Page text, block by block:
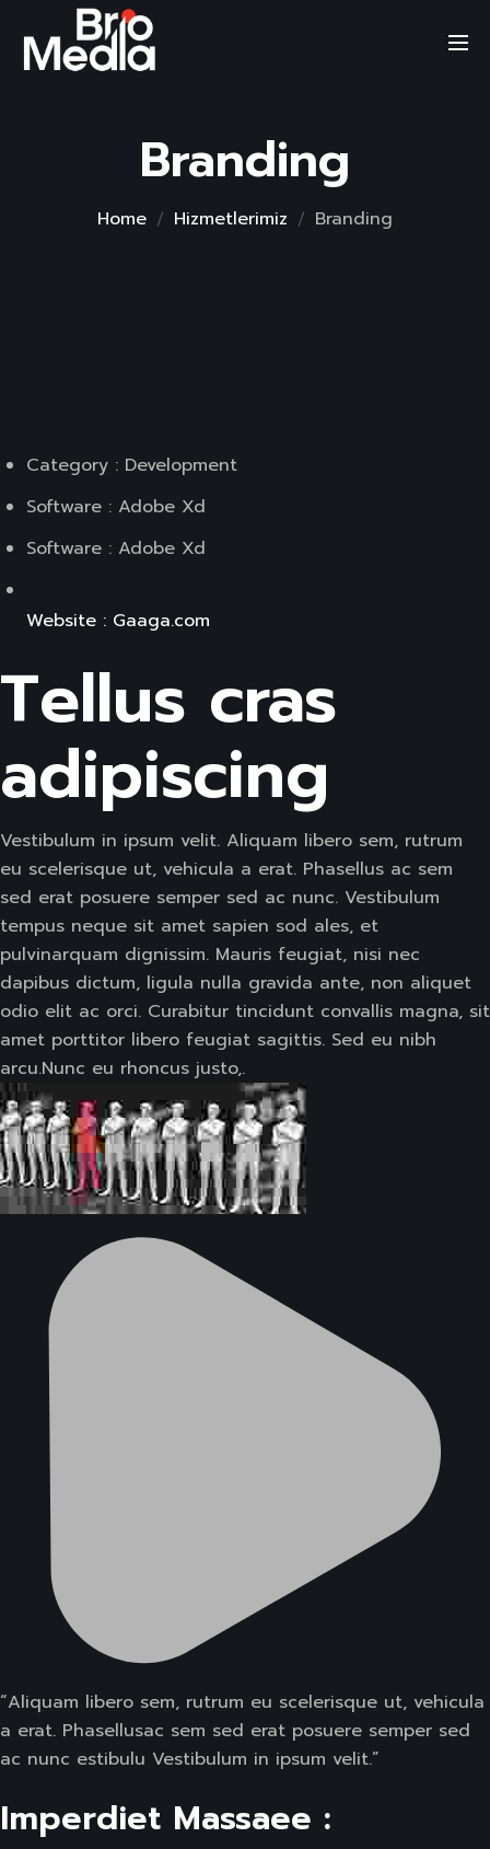
content
Branding
Home Hizmetlerimiz Branding
Category : Development
Software : Adobe Xd
Software : Adobe Xd
Website : Gaaga.com
Tellus cras
adipiscing
Vestibulum in ipsum velit. Aliquam libero sem, rutrum
eu scelerisque ut, vehicula a erat. Phasellus ac sem
sed erat posuere semper sed ac nunc. Vestibulum
tempus neque sit amet sapien sod ales, et
pulvinarquam dignissim. Mauris feugiat, nisi nec
dapibus dictum, ligula nulla gravida ante, non aliquet
odio elit ac orci. Curabitur tincidunt convallis magna, sit
amet porttitor libero feugiat sagittis. Sed eu nibh
arcu.Nunc eu rhoncus justo,.
“Aliquam libero sem, rutrum eu scelerisque ut, vehicula
a erat. Phasellusac sem sed erat posuere semper sed
ac nunc estibulu Vestibulum in ipsum velit.”
Imperdiet Massaee :